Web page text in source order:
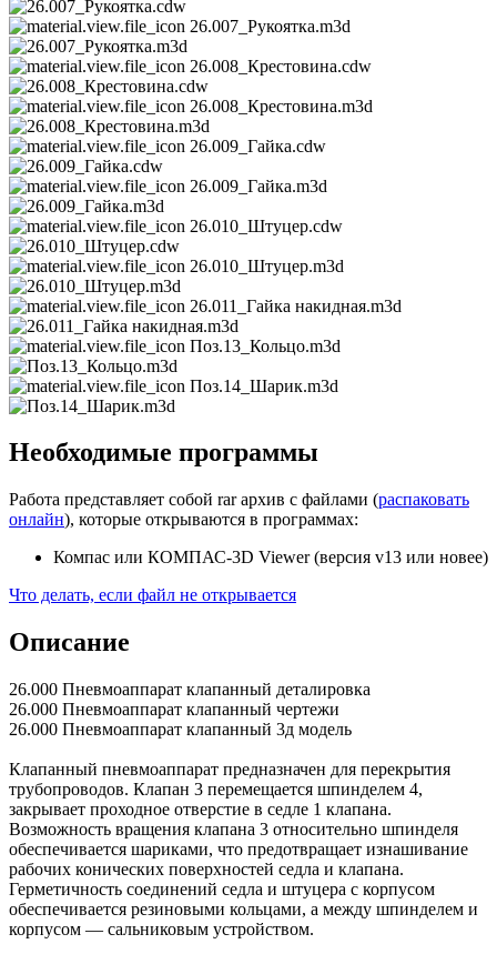
26.007_Рукоятка.m3d
26.008_Крестовина.cdw
26.008_Крестовина.m3d
26.009_Гайка.cdw
26.009_Гайка.m3d
26.010_Штуцер.cdw
26.010_Штуцер.m3d
26.011_Гайка накидная.m3d
Поз.13_Кольцо.m3d
Поз.14_Шарик.m3d
Необходимые программы
Работа представляет собой rar архив с файлами (распаковать
онлайн), которые открываются в программах:
Компас или КОМПАС-3D Viewer (версия v13 или новее)
Что делать, если файл не открывается
Описание
26.000 Пневмоаппарат клапанный деталировка
26.000 Пневмоаппарат клапанный чертежи
26.000 Пневмоаппарат клапанный 3д модель
Клапанный пневмоаппарат предназначен для перекрытия
трубопроводов. Клапан 3 перемещается шпинделем 4,
закрывает проходное отверстие в седле 1 клапана.
Возможность вращения клапана 3 относительно шпинделя
обеспечивается шариками, что предотвращает изнашивание
рабочих конических поверхностей седла и клапана.
Герметичность соединений седла и штуцера с корпусом
обеспечивается резиновыми кольцами, а между шпинделем и
корпусом — сальниковым устройством.